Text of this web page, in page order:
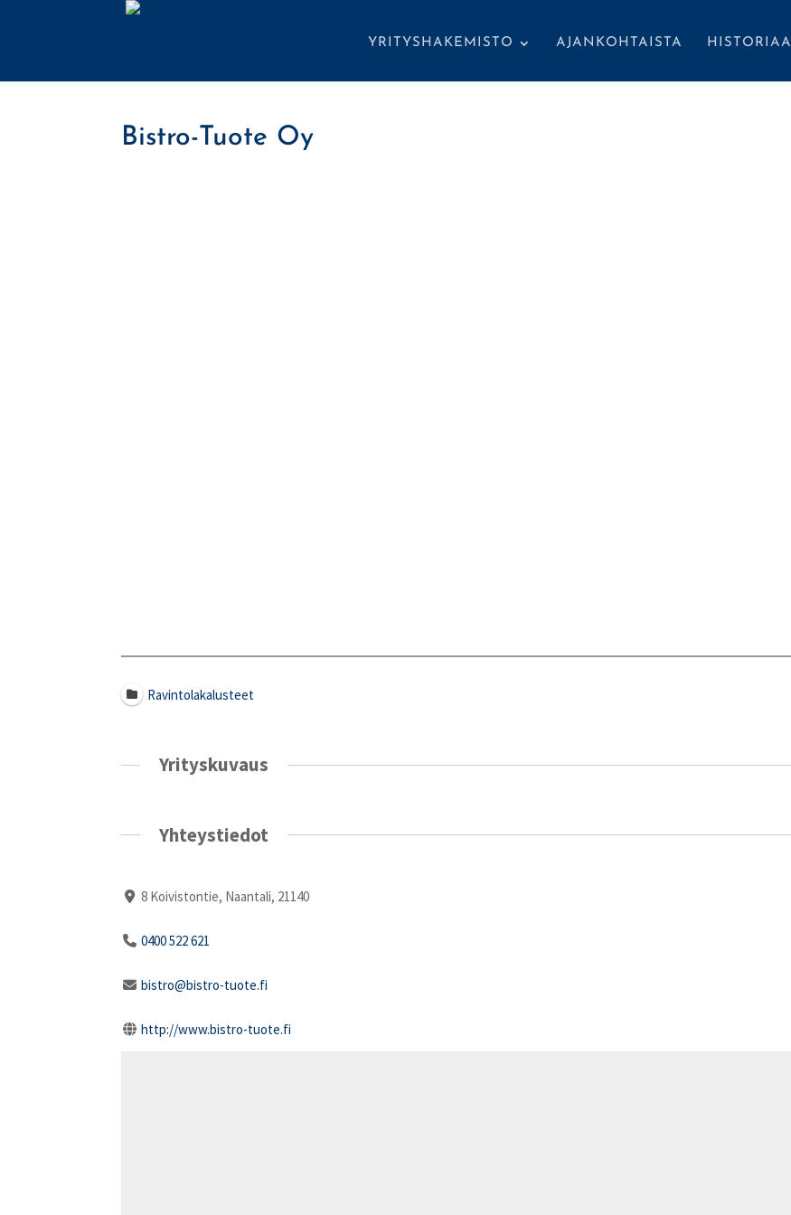
YRITYSHAKEMISTO AJANKOHTAISTA HISTORIAA
Bistro-Tuote Oy
Ravintolakalusteet
Yrityskuvaus
Yhteystiedot
8 Koivistontie, Naantali, 21140
0400 522 621
bistro@bistro-tuote.fi
http://www.bistro-tuote.fi